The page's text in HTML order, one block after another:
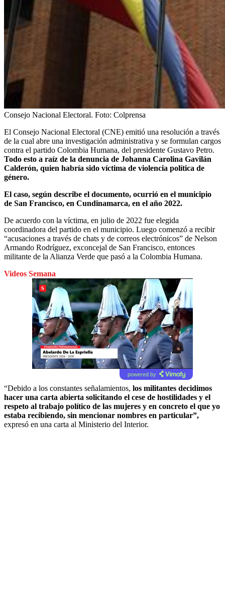
Consejo Nacional Electoral. Foto: Colprensa
El Consejo Nacional Electoral (CNE) emitió una resolución a través
de la cual abre una investigación administrativa y se formulan cargos
contra el partido Colombia Humana, del presidente Gustavo Petro.
Todo esto a raíz de la denuncia de Johanna Carolina Gavilán
Calderón, quien habría sido víctima de violencia política de
género.
El caso, según describe el documento, ocurrió en el municipio
de San Francisco, en Cundinamarca, en el año 2022.
De acuerdo con la víctima, en julio de 2022 fue elegida
coordinadora del partido en el municipio. Luego comenzó a recibir
“acusaciones a través de chats y de correos electrónicos” de Nelson
Armando Rodríguez, exconcejal de San Francisco, entonces
militante de la Alianza Verde que pasó a la Colombia Humana.
Videos Semana
powered by
“Debido a los constantes señalamientos, los militantes decidimos
hacer una carta abierta solicitando el cese de hostilidades y el
respeto al trabajo político de las mujeres y en concreto el que yo
estaba recibiendo, sin mencionar nombres en particular”,
expresó en una carta al Ministerio del Interior.